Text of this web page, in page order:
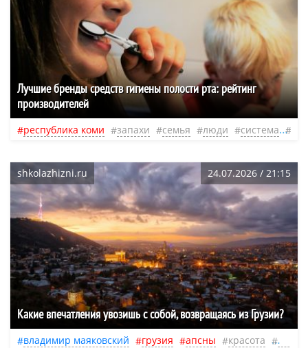
Лучшие бренды средств гигиены полости рта: рейтинг
производителей
республика коми запахи семья люди система
shkolazhizni.ru 24.07.2026 / 21:15
Какие впечатления увозишь с собой, возвращаясь из Грузии?
владимир маяковский грузия апсны красота семья